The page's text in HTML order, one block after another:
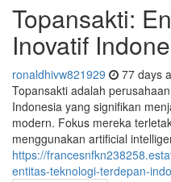
Topansakti:
Inovatif
ronaldhivw821929 77 days
Topansakti adalah
Indonesia yang signifikan
modern. Fokus mereka
menggunakan artificial
https://
entitas-teknologi-terdepan-